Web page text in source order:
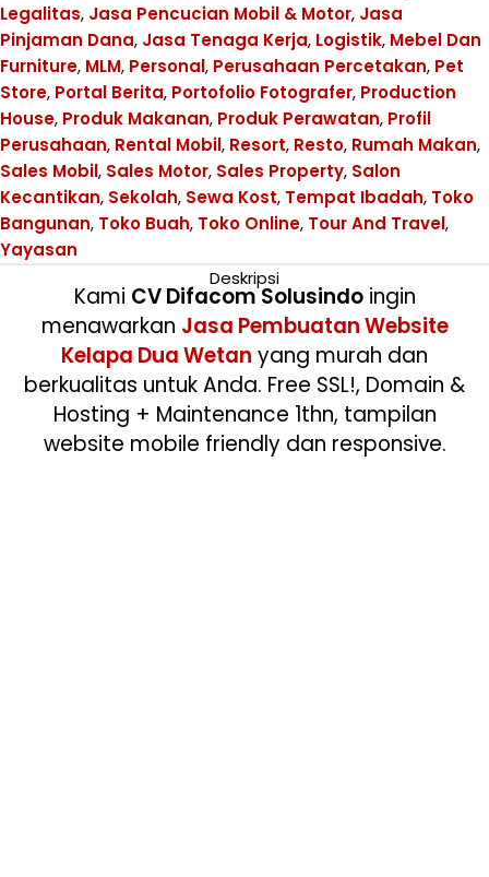
Legalitas, Jasa Pencucian Mobil & Motor, Jasa
Pinjaman Dana, Jasa Tenaga Kerja, Logistik, Mebel Dan
Furniture, MLM, Personal, Perusahaan Percetakan, Pet
Store, Portal Berita, Portofolio Fotografer, Production
House, Produk Makanan, Produk Perawatan, Profil
Perusahaan, Rental Mobil, Resort, Resto, Rumah Makan,
Sales Mobil, Sales Motor, Sales Property, Salon
Kecantikan, Sekolah, Sewa Kost, Tempat Ibadah, Toko
Bangunan, Toko Buah, Toko Online, Tour And Travel,
Yayasan
Deskripsi
Kami CV Difacom Solusindoingin
menawarkan Jasa Pembuatan Website
Kelapa Dua Wetan yang murah dan
berkualitas untuk Anda. Free SSL!, Domain &
Hosting + Maintenance 1thn, tampilan
website mobile friendly dan responsive.